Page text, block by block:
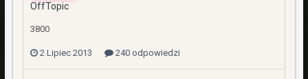
OffTopic
3800
2 Lipiec 2013 240 odpowiedzi